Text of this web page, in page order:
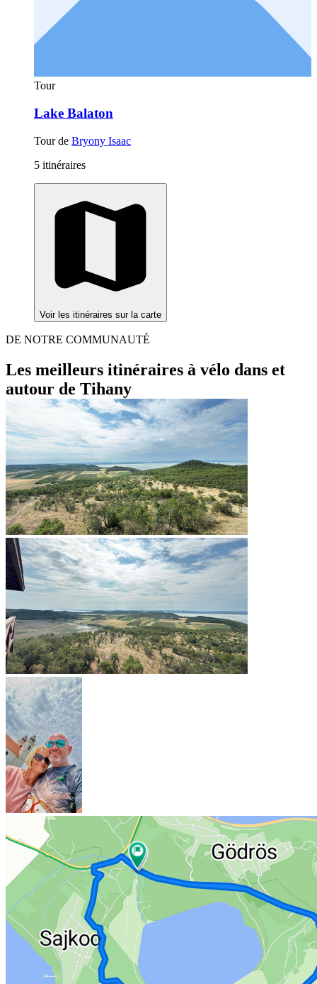
Tour
Lake Balaton
Tour de Bryony Isaac
5 itinéraires
Voir les itinéraires sur la carte
DE NOTRE COMMUNAUTÉ
Les meilleurs itinéraires à vélo dans et
autour de Tihany